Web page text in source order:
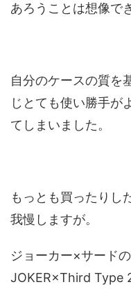
あろうことは想像で
自分のケースの質を
じとても使い勝手が
てしまいました。
もっとも買ったりし
我慢しますが。
ジョーカー×サード
JOKER×Third Type